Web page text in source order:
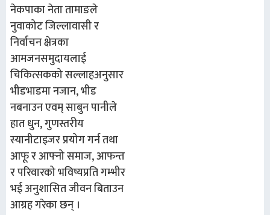
नेकपाका नेता तामाङले
नुवाकोट जिल्लावासी र
निर्वाचन क्षेत्रका
आमजनसमुदायलाई
चिकित्सकको सल्लाहअनुसार
भीडभाडमा नजान, भीड
नबनाउन एवम् साबुन पानीले
हात धुन, गुणस्तरीय
स्यानीटाइजर प्रयोग गर्न तथा
आफू र आफ्नो समाज, आफन्त
र परिवारको भविष्यप्रति गम्भीर
भई अनुशासित जीवन बिताउन
आग्रह गरेका छन् ।